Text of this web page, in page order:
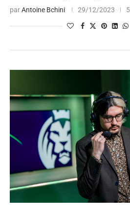
parAntoine Bchini 29/12/2023